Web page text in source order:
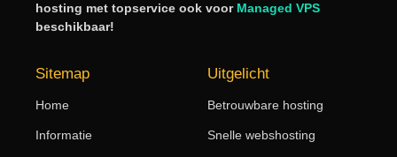
hosting met topservice ook voor Managed VPS
beschikbaar!
Sitemap
Home
Informatie
Uitgelicht
Betrouwbare hosting
Snelle webshosting